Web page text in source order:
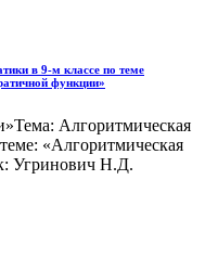
в 9-м классе по теме
функции»
Алгоритмическая
«Алгоритмическая
Угринович Н.Д.